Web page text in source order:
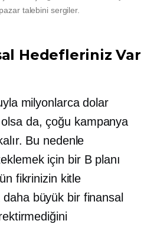
talebini sergiler.
Hedefleriniz Var
milyonlarca dolar
da, çoğu kampanya
Bu nedenle
için bir B planı
fikrinizin kitle
daha büyük bir finansal